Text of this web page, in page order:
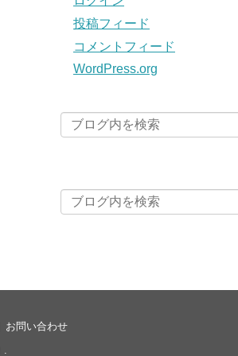
投稿フィード
コメントフィード
WordPress.org
お問い合わせ